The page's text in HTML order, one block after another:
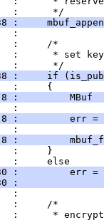
:      */
:
:
:     /*
:      * set key
:      */
:     if
:     {
:         MBuf
:
:         err =
:
:
:     }
:     else
:         err =
:
:
:     /*
:      * encrypt